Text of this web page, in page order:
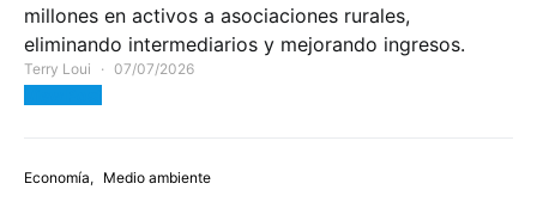
millones en activos a asociaciones rurales,
eliminando intermediarios y mejorando ingresos.
Terry Loui 07/07/2026
Economía Medio ambiente